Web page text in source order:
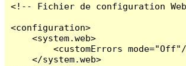
<!-- Fichier de configuration
<configuration>
    <system.web>
<customErrors
    </system.web>